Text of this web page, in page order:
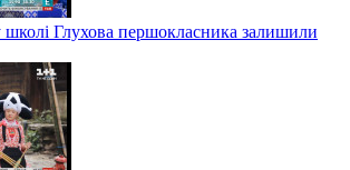
школі Глухова першокласника залишили